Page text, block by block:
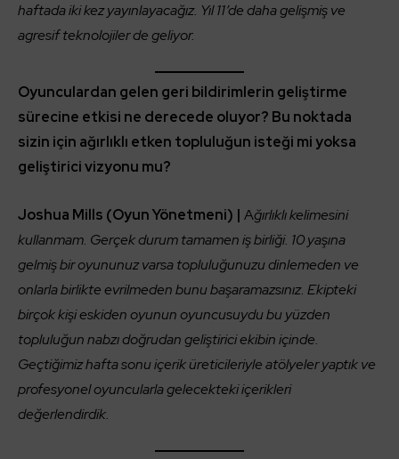
haftada iki kez yayınlayacağız. Yıl 11’de daha gelişmiş ve
agresif teknolojiler de geliyor.
Oyunculardan gelen geri bildirimlerin geliştirme
sürecine etkisi ne derecede oluyor? Bu noktada
sizin için ağırlıklı etken topluluğun isteği mi yoksa
geliştirici vizyonu mu?
Joshua Mills (Oyun Yönetmeni) | Ağırlıklı kelimesini
kullanmam. Gerçek durum tamamen iş birliği. 10 yaşına
gelmiş bir oyununuz varsa topluluğunuzu dinlemeden ve
onlarla birlikte evrilmeden bunu başaramazsınız. Ekipteki
birçok kişi eskiden oyunun oyuncusuydu bu yüzden
topluluğun nabzı doğrudan geliştirici ekibin içinde.
Geçtiğimiz hafta sonu içerik üreticileriyle atölyeler yaptık ve
profesyonel oyuncularla gelecekteki içerikleri
değerlendirdik.